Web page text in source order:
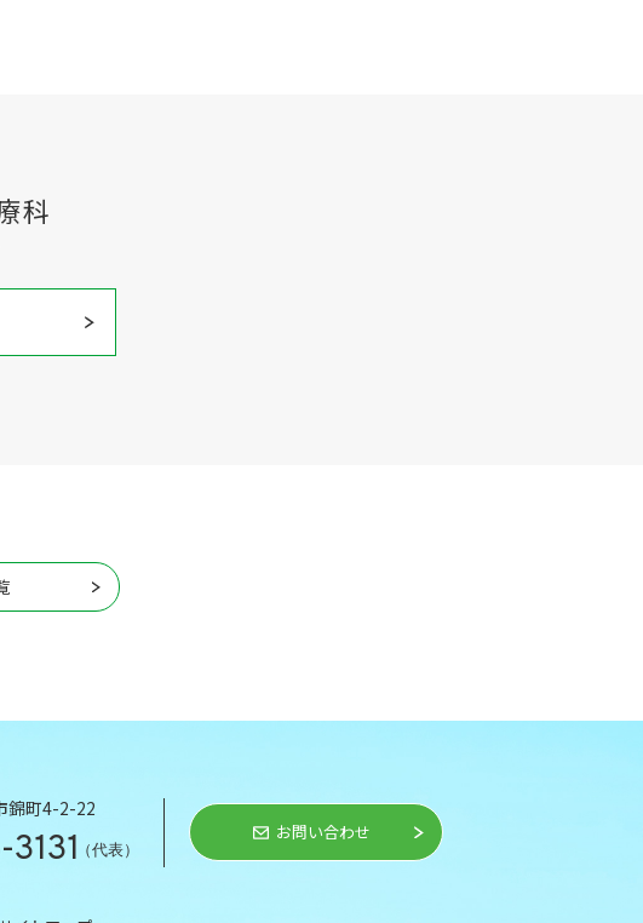
科
錦町4-2-22
（代表）
お問い合わせ